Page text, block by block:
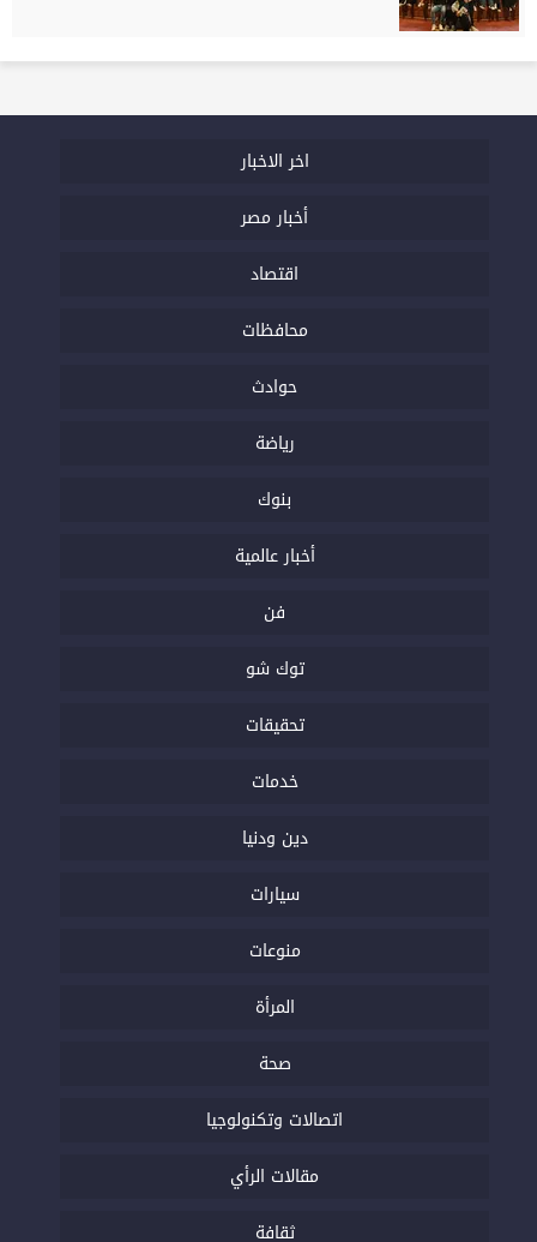
اخر الاخبار
أخبار مصر
اقتصاد
محافظات
حوادث
رياضة
بنوك
أخبار عالمية
فن
توك شو
تحقيقات
خدمات
دين ودنيا
سيارات
منوعات
المرأة
صحة
اتصالات وتكنولوجيا
مقالات الرأي
ثقافة